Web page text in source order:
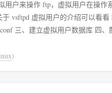
用户来操作 ftp，虚拟用户在操
vsftpd 虚拟用户的介绍可以看
三、建立虚拟用户数据库 四
)